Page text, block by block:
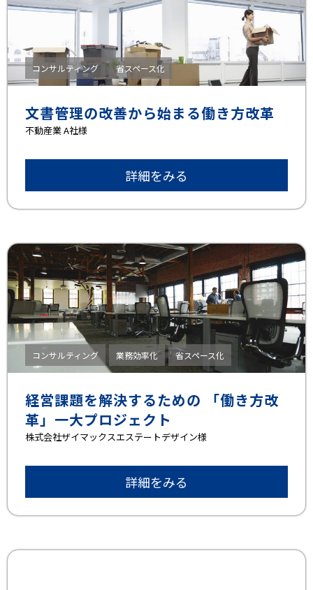
コンサルティング 省スペース化
文書管理の改善から始まる働き方改革
不動産業 A社様
詳細をみる
コンサルティング 業務効率化 省スペース化
経営課題を解決するための 「働き方改
革」一大プロジェクト
株式会社ザイマックスエステートデザイン様
詳細をみる